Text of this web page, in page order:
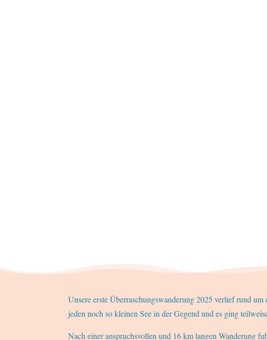
Unsere erste Überraschungswanderung 2025 verlief rund
jeden noch so kleinen See in der Gegend und es ging
Nach einer anspruchsvollen und 16 km langen Wanderung